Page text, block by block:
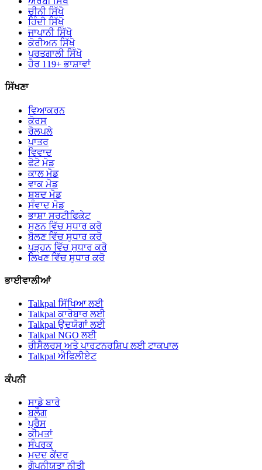
ਚੀਨੀ ਸਿੱਖੋ
ਹਿੰਦੀ ਸਿੱਖੋ
ਜਾਪਾਨੀ ਸਿੱਖੋ
ਕੋਰੀਅਨ ਸਿੱਖੋ
ਪੁਰਤਗਾਲੀ ਸਿੱਖੋ
ਹੋਰ 119+ ਭਾਸ਼ਾਵਾਂ
ਸਿੱਖਣਾ
ਵਿਆਕਰਨ
ਕੋਰਸ
ਰੋਲਪਲੇ
ਪਾਤਰ
ਵਿਵਾਦ
ਫੋਟੋ ਮੋਡ
ਕਾਲ ਮੋਡ
ਵਾਕ ਮੋਡ
ਸ਼ਬਦ ਮੋਡ
ਸੰਵਾਦ ਮੋਡ
ਭਾਸ਼ਾ ਸਰਟੀਫਿਕੇਟ
ਸੁਣਨ ਵਿੱਚ ਸੁਧਾਰ ਕਰੋ
ਬੋਲਣ ਵਿੱਚ ਸੁਧਾਰ ਕਰੋ
ਪੜ੍ਹਨ ਵਿੱਚ ਸੁਧਾਰ ਕਰੋ
ਲਿਖਣ ਵਿੱਚ ਸੁਧਾਰ ਕਰੋ
ਭਾਈਵਾਲੀਆਂ
Talkpal ਸਿੱਖਿਆ ਲਈ
Talkpal ਕਾਰੋਬਾਰ ਲਈ
Talkpal ਉਦਯੋਗਾਂ ਲਈ
Talkpal NGO ਲਈ
ਰੀਸੈਲਰਸ ਅਤੇ ਪਾਰਟਨਰਸ਼ਿਪ ਲਈ ਟਾਕਪਾਲ
Talkpal ਐਫਿਲੀਏਟ
ਕੰਪਨੀ
ਸਾਡੇ ਬਾਰੇ
ਬਲੌਗ
ਪ੍ਰੈਸ
ਕੀਮਤਾਂ
ਸੰਪਰਕ
ਮਦਦ ਕੇਂਦਰ
ਗੋਪਨੀਯਤਾ ਨੀਤੀ